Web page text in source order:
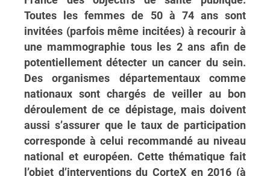
Toutes les femmes de 50 à 74 ans sont
invitées (parfois même incitées) à recourir à
une mammographie tous les 2 ans afin de
potentiellement détecter un cancer du sein.
Des organismes départementaux comme
nationaux sont chargés de veiller au bon
déroulement de ce dépistage, mais doivent
aussi s’assurer que le taux de participation
corresponde à celui recommandé au niveau
national et européen. Cette thématique fait
l’objet d’interventions du CorteX en 2016 (à